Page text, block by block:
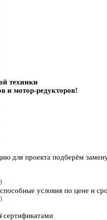
техники
и мотор-редукторов!
для проекта подберём
условия по цене и
сертификатами